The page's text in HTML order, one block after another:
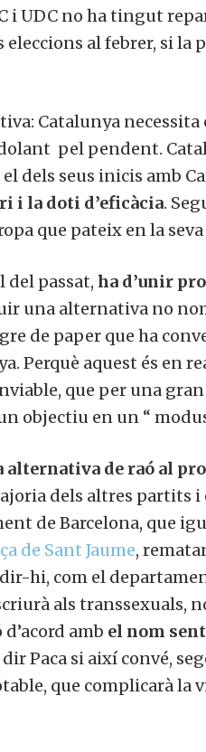
i UDC no ha tingut
eleccions al febrer, si la
Catalunya necessita
pel pendent.
dels seus inicis amb
i la doti d’eficàcia.
que pateix en la
del passat, ha d’unir
una alternativa no
de paper que ha
Perquè aquest és en
que per una
objectiu en un “
alternativa de raó al
dels altres partits
de Barcelona, que
de Sant Jaume,
hi, com el
als transsexuals,
amb el nom
Paca si així convé,
que complicarà la